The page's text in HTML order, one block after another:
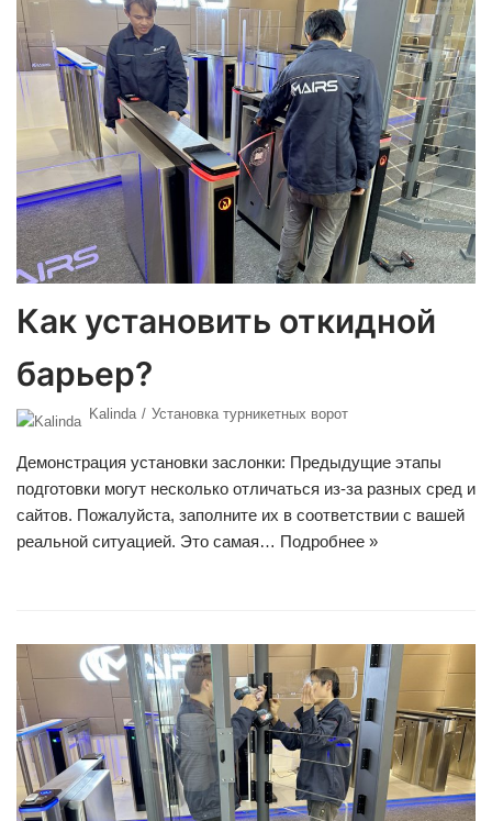
Как установить откидной
барьер?
Kalinda Установка турникетных ворот
Демонстрация установки заслонки: Предыдущие этапы
подготовки могут несколько отличаться из-за разных сред и
сайтов. Пожалуйста, заполните их в соответствии с вашей
реальной ситуацией. Это самая… Подробнее »